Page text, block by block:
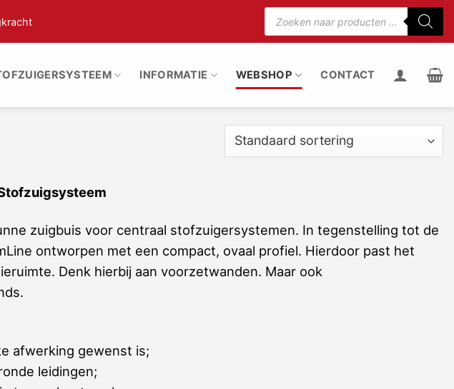
100% stof uit de
Producten
zoeken
INFORMATIE WEBSHOP CONTACT
zuigbuis voor centraal stofzuigersystemen. In tegenstelling tot de
ontworpen met een compact, ovaal profiel. Hierdoor past het
Denk hierbij aan voorzetwanden. Maar ook
afwerking gewenst is;
leidingen;